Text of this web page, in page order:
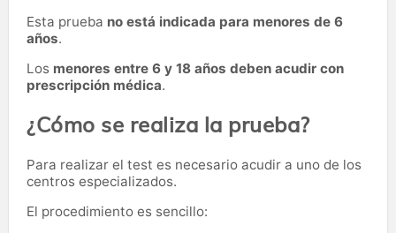
Esta prueba no está indicada para menores de 6
años.
Los menores entre 6 y 18 años deben acudir con
prescripción médica.
¿Cómo se realiza la prueba?
Para realizar el test es necesario acudir a uno de los
centros especializados.
El procedimiento es sencillo: